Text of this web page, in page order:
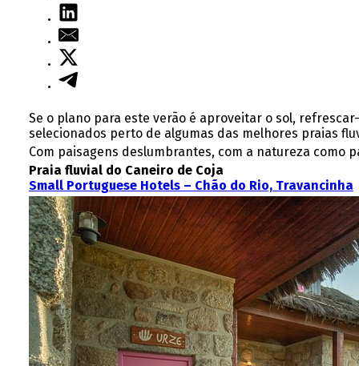
Se o plano para este verão é aproveitar o sol,
selecionados perto de algumas das melhores praias
Com paisagens deslumbrantes, com a natureza
Praia fluvial do Caneiro de Coja
Small Portuguese Hotels – Chão do Rio, Travancinha